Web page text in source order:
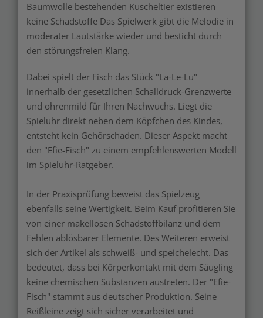
Baumwolle bestehenden Kuscheltier existieren
keine Schadstoffe Das Spielwerk gibt die Melodie in
moderater Lautstärke wieder und besticht durch
den störungsfreien Klang.
Dabei spielt der Fisch das Stück "La-Le-Lu"
innerhalb der gesetzlichen Schalldruck-Grenzwerte
und ohrenmild für Ihren Nachwuchs. Liegt die
Spieluhr direkt neben dem Köpfchen des Kindes,
entsteht kein Gehörschaden. Dieser Aspekt macht
den "Efie-Fisch" zu einem empfehlenswerten Modell
im Spieluhr-Ratgeber.
In der Praxisprüfung beweist das Spielzeug
ebenfalls seine Wertigkeit. Beim Kauf profitieren Sie
von einer makellosen Schadstoffbilanz und dem
Fehlen ablösbarer Elemente. Des Weiteren erweist
sich der Artikel als schweiß- und speichelecht. Das
bedeutet, dass bei Körperkontakt mit dem Säugling
keine chemischen Substanzen austreten. Der "Efie-
Fisch" stammt aus deutscher Produktion. Seine
Reißleine zeigt sich sicher verarbeitet und